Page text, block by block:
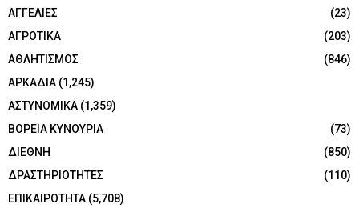
ΑΓΓΕΛΙΕΣ
(23)
ΑΓΡΟΤΙΚΑ
(203)
ΑΘΛΗΤΙΣΜΟΣ
(846)
ΑΡΚΑΔΙΑ (1,245)
ΑΣΤΥΝΟΜΙΚΑ (1,359)
ΒΟΡΕΙΑ ΚΥΝΟΥΡΙΑ
(73)
ΔΙΕΘΝΗ
(850)
ΔΡΑΣΤΗΡΙΟΤΗΤΕΣ
(110)
ΕΠΙΚΑΙΡΟΤΗΤΑ (5,708)